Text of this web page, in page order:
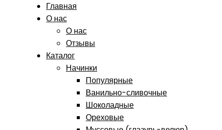
Главная
О нас
О нас
Отзывы
Каталог
Начинки
Популярные
Ванильно-сливочные
Шоколадные
Ореховые